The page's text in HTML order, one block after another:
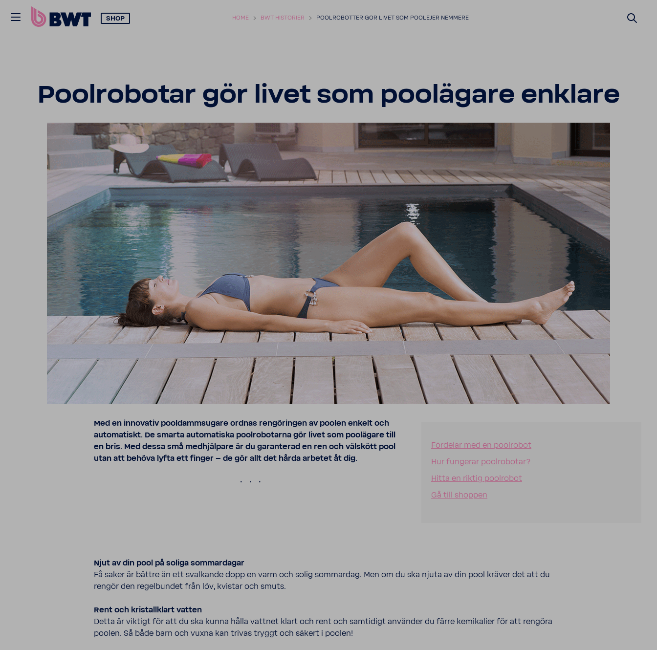
HOME BWT HISTO­RIER POOL­RO­BOTTER GOR LIVET SOM POOLEJER NEMMERE
SHOP
Pool­ro­botar gör livet som poolä­gare enklare
Fördelar med en poolrobot
Hur fungerar poolrobotar?
Hitta en riktig poolrobot
Gå till shoppen
Med en inno­vativ pool­damm­su­gare ordnas rengö­ringen av poolen enkelt och
auto­ma­tiskt. De smarta auto­ma­tiska pool­ro­bo­tarna gör livet som poolä­gare till
en bris. Med dessa små medhjäl­pare är du garan­terad en ren och välskött pool
utan att behöva lyfta ett finger – de gör allt det hårda arbetet åt dig.
.
Njut av din pool på soliga sommar­dagar
Få saker är bättre än ett sval­kande dopp en varm och solig sommardag. Men om du ska njuta av din pool kräver det att du
rengör den regel­bundet från löv, kvistar och smuts.
Rent och kristall­klart vatten
Detta är viktigt för att du ska kunna hålla vattnet klart och rent och samti­digt använder du färre kemi­ka­lier för att rengöra
poolen. Så både barn och vuxna kan trivas tryggt och säkert i poolen!